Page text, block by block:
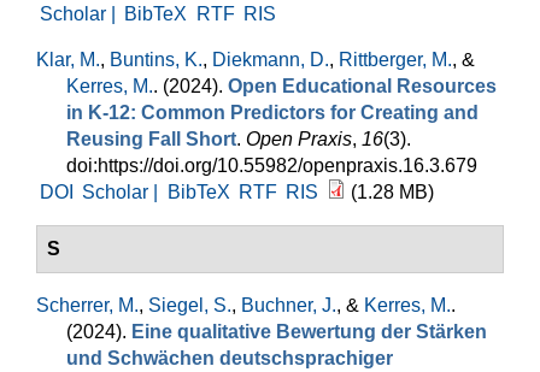
Scholar |
BibTeX RTF RIS
Klar, M., Buntins, K., Diekmann, D., Rittberger, M., &
Kerres, M.. (2024). Open Educational Resources
in K-12: Common Predictors for Creating and
Reusing Fall Short. Open Praxis, 16(3).
doi:https://doi.org/10.55982/openpraxis.16.3.679
DOI
Scholar | BibTeX RTF RIS (1.28 MB)
S
Scherrer, M., Siegel, S., Buchner, J., & Kerres, M..
(2024). Eine qualitative Bewertung der Stärken
und Schwächen deutschsprachiger